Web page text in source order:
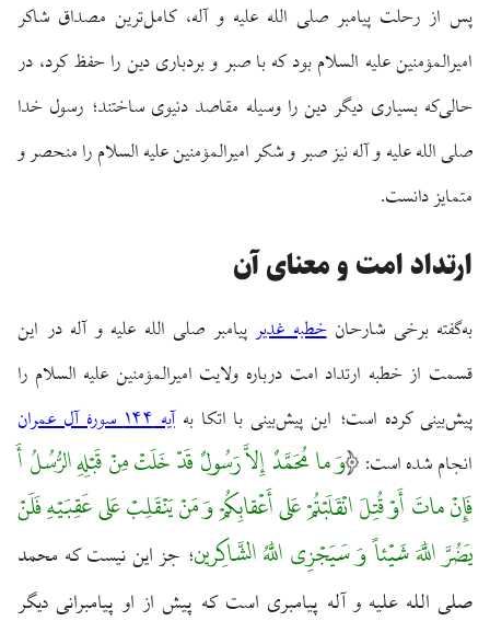
پس از رحلت پیامبر صلی الله علیه و آله، کامل‌ترین مصداق شاکر
امیرالمؤمنین علیه السلام بود که با صبر و بردباری دین را حفظ کرد، در
حالی‌که بسیاری دیگر دین را وسیله مقاصد دنیوی ساختند؛ رسول خدا
صلی الله علیه و آله نیز صبر و شکر امیرالمؤمنین علیه السلام را منحصر و
متمایز دانست.
ارتداد امت و معنای آن
به‌گفته برخی شارحانخطبه غدیر پیامبر صلی الله علیه و آله در این
قسمت از خطبه ارتداد امت درباره ولایت امیرالمؤمنین علیه السلام را
پیش‌بینی کرده است؛ این پیش‌بینی با اتکا بهآیه ۱۴۴ سورهٔ آل عمران
انجام شده است: وَ ما مُحَمَّدٌ إِلاَّ رَسُولٌ قَدْ خَلَتْ مِنْ قَبْلِهِ الرُّسُلُ أَ
فَإِنْ ماتَ أَوْ قُتِلَ انْقَلَبْتُمْ عَلی أَعْقابِکُمْ وَ مَنْ یَنْقَلِبْ عَلی عَقِبَیْهِ فَلَنْ
یَضُرَّ اللَّهَ شَیْئاً وَ سَیَجْزِی اللَّهُ الشَّاکِرین؛ جز این نیست که محمد
صلی الله علیه و آله پیامبری است که پیش از او پیامبرانی دیگر